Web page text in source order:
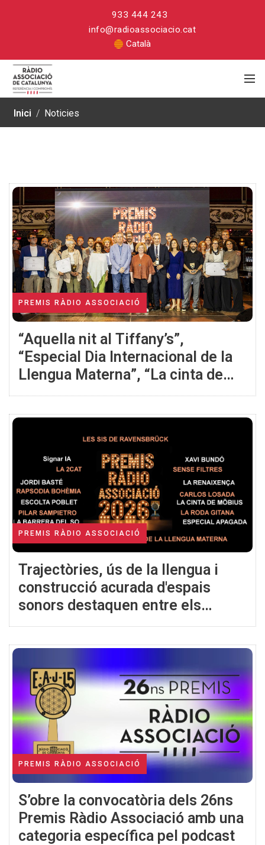
933 444 243
info@radioassociacio.cat
Català
Inici / Noticies
PREMIS RÀDIO ASSOCIACIÓ
“Aquella nit al Tiffany’s”,
“Especial Dia Internacional de la
Llengua Materna”, “La cinta de
Möbius“ i ex-aequo “Escolta
Poblet” i “Sense Filtres” flamants
concurs dels 26ns Premis Ràdio
Associació
PREMIS RÀDIO ASSOCIACIÓ
Trajectòries, ús de la llengua i
construcció acurada d'espais
sonors destaquen entre els
guardons i finalistes dels 26ns
Premis Ràdio Associació
PREMIS RÀDIO ASSOCIACIÓ
S’obre la convocatòria dels 26ns
Premis Ràdio Associació amb una
categoria específica pel podcast